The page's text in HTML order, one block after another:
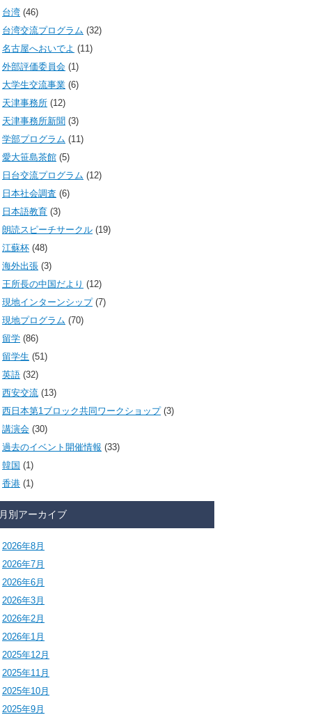
台湾 (46)
台湾交流プログラム (32)
名古屋へおいでよ (11)
外部評価委員会 (1)
大学生交流事業 (6)
天津事務所 (12)
天津事務所新聞 (3)
学部プログラム (11)
愛大笹島茶館 (5)
日台交流プログラム (12)
日本社会調査 (6)
日本語教育 (3)
朗読スピーチサークル (19)
江蘇杯 (48)
海外出張 (3)
王所長の中国だより (12)
現地インターンシップ(7)
現地プログラム (70)
留学 (86)
留学生 (51)
英語 (32)
西安交流 (13)
西日本第1ブロック共同ワークショップ(3)
講演会 (30)
過去のイベント開催情報 (33)
韓国 (1)
香港 (1)
月別アーカイブ
2026年8月
2026年7月
2026年6月
2026年3月
2026年2月
2026年1月
2025年12月
2025年11月
2025年10月
2025年9月